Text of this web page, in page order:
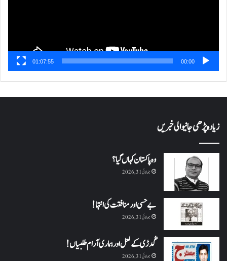
00:00
01:07:55
زیادہ پڑھی جانیوالی خبریں
وہ پاکستان کہاں گیا؟
جولائی 31, 2026
بے حسی اور منافقت کی انتہا !
جولائی 31, 2026
گُدڑی کے لعل اور ہماری آرام طلبیاں!
جولائی 31, 2026